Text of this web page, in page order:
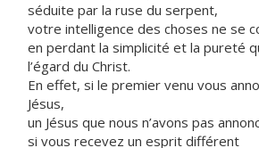
séduite par la ruse du serpent,
votre intelligence des choses ne se
en perdant la simplicité et la pureté
l’égard du Christ.
En effet, si le premier venu vous
Jésus,
un Jésus que nous n’avons pas
si vous recevez un esprit différent